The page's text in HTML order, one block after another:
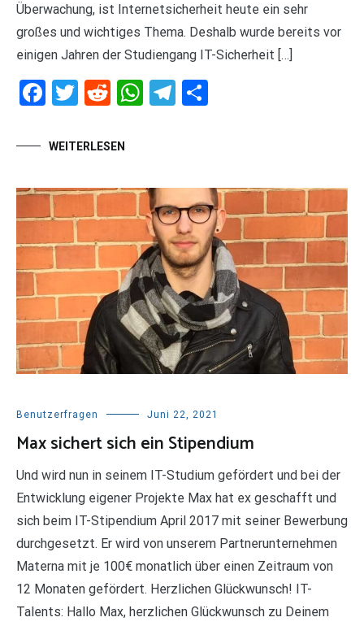
Überwachung, ist Internetsicherheit heute ein sehr
großes und wichtiges Thema. Deshalb wurde bereits vor
einigen Jahren der Studiengang IT-Sicherheit […]
Facebook
Twitter
RedditWhatsApp
Telegram
WEITERLESEN
Benutzerfragen Juni 22, 2021
Max sichert sich ein Stipendium
Und wird nun in seinem IT-Studium gefördert und bei der
Entwicklung eigener Projekte Max hat ex geschafft und
sich beim IT-Stipendium April 2017 mit seiner Bewerbung
durchgesetzt. Er wird von unserem Partnerunternehmen
Materna mit je 100€ monatlich über einen Zeitraum von
12 Monaten gefördert. Herzlichen Glückwunsch! IT-
Talents: Hallo Max, herzlichen Glückwunsch zu Deinem